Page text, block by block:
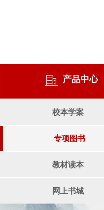
产品中心
校本学案
专项图书
教材读本
网上书城